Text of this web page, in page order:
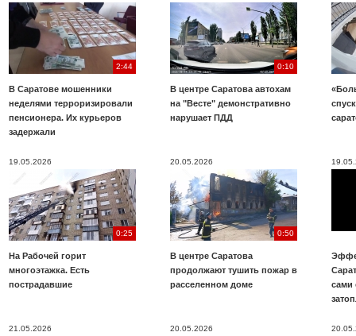
2:44
В Саратове мошенники
неделями терроризировали
пенсионера. Их курьеров
задержали
0:10
В центре Саратова автохам
на "Весте" демонстративно
нарушает ПДД
19.05.2026
0:25
На Рабочей горит
многоэтажка. Есть
пострадавшие
20.05.2026
0:50
В центре Саратова
продолжают тушить пожар в
расселенном доме
сами
21.05.2026 20.05.2026